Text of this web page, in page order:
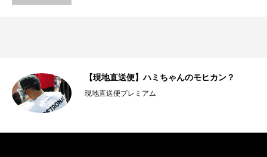
【現地直送便】ハミちゃんのモヒカン？
現地直送便プレミアム